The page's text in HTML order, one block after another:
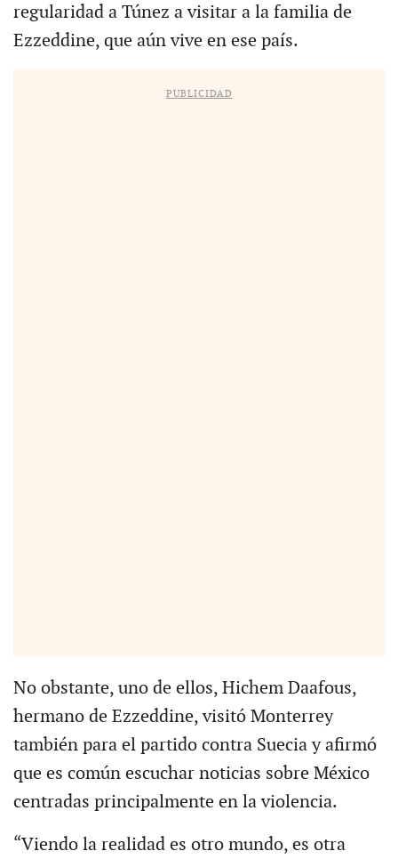
regularidad a Túnez a visitar a la familia de
Ezzeddine, que aún vive en ese país.
PUBLICIDAD
No obstante, uno de ellos, Hichem Daafous,
hermano de Ezzeddine, visitó Monterrey
también para el partido contra Suecia y afirmó
que es común escuchar noticias sobre México
centradas principalmente en la violencia.
“Viendo la realidad es otro mundo, es otra